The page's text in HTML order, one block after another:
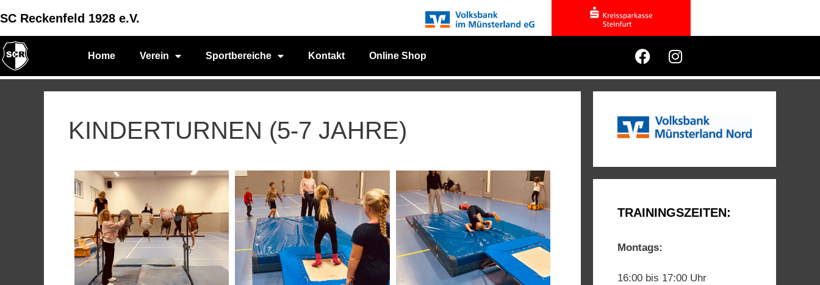
SC Reckenfeld 1928 e.V.
Home Verein Sportbereiche Kontakt Online Shop
KINDERTURNEN (5-7 JAHRE)
TRAININGSZEITEN:
Montags:
16:00 bis 17:00 Uhr